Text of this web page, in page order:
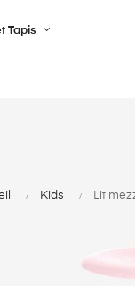
Tapis
Kids Lit